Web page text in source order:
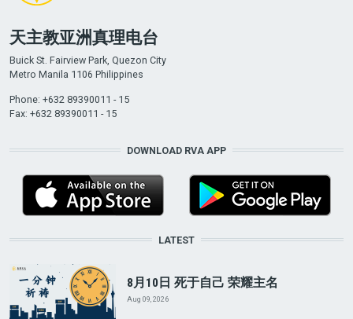
天主教亚洲真理电台
Buick St. Fairview Park, Quezon City
Metro Manila 1106 Philippines
Phone: +632 89390011 - 15
Fax: +632 89390011 - 15
DOWNLOAD RVA APP
LATEST
8月10日 死于自己 荣耀主名
Aug 09, 2026